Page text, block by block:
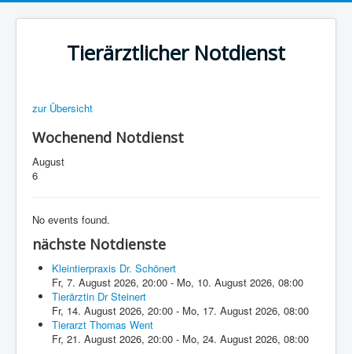
Tierärztlicher Notdienst
zur Übersicht
Wochenend Notdienst
August
6
No events found.
nächste Notdienste
Kleintierpraxis Dr. Schönert
Fr, 7. August 2026, 20:00 - Mo, 10. August 2026, 08:00
Tierärztin Dr Steinert
Fr, 14. August 2026, 20:00 - Mo, 17. August 2026, 08:00
Tierarzt Thomas Went
Fr, 21. August 2026, 20:00 - Mo, 24. August 2026, 08:00